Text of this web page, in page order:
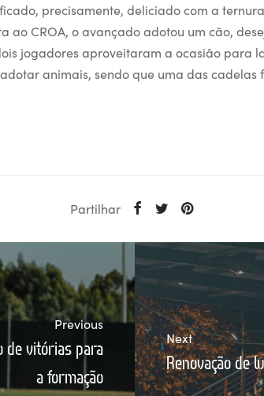
precisamente, deliciado com a
ao CROA, o avançado adotou um cão,
jogadores aproveitaram a ocasião para
animais, sendo que uma das cadelas
Partilhar
Previous
de vitórias para
a formação
Next
Renovação de